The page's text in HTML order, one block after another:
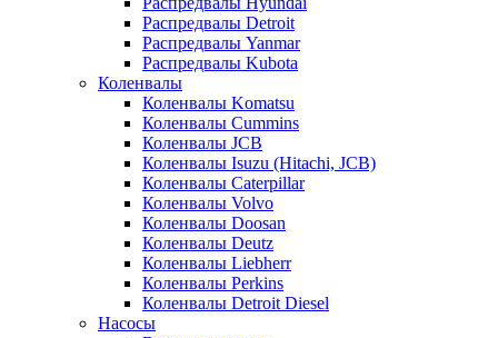
Распредвалы Detroit
Распредвалы Yanmar
Распредвалы Kubota
Коленвалы
Коленвалы Komatsu
Коленвалы Cummins
Коленвалы JCB
Коленвалы Isuzu (Hitachi, JCB)
Коленвалы Caterpillar
Коленвалы Volvo
Коленвалы Doosan
Коленвалы Deutz
Коленвалы Liebherr
Коленвалы Perkins
Коленвалы Detroit Diesel
Насосы